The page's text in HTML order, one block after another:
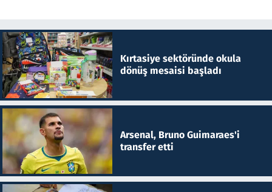
Kırtasiye sektöründe okula
dönüş mesaisi başladı
Arsenal, Bruno Guimaraes'i
transfer etti